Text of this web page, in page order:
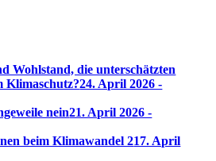
Wohlstand, die unterschätzten
Klimaschutz?24. April 2026 -
nein21. April 2026 -
beim Klimawandel 217. April